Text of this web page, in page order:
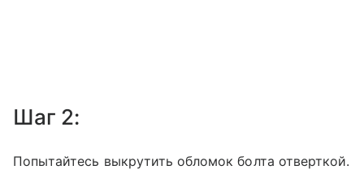
Шаг 2:
Попытайтесь выкрутить обломок болта отверткой.